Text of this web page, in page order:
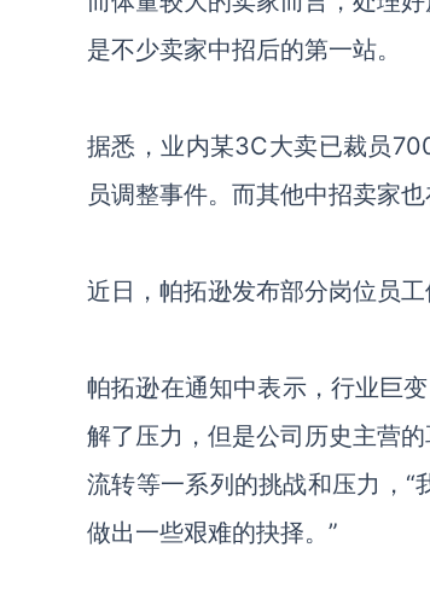
是不少卖家中招后的第一站。
据悉，业内某3C大卖已裁员
员调整事件。而其他中招卖家也
近日，帕拓逊发布部分岗位员工
帕拓逊在通知中表示，行业巨
解了压力，但是公司历史主营
流转等一系列的挑战和压力，
做出一些艰难的抉择。”